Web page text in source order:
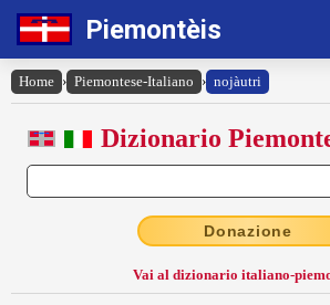
Piemontèis
Home › Piemontese-Italiano › nojàutri
Dizionario
Donazione
Vai al dizionario italiano-